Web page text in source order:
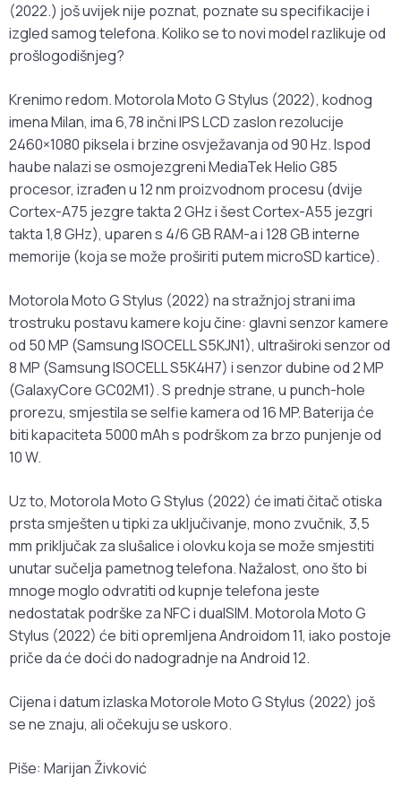
(2022.) još uvijek nije poznat, poznate su specifikacije i
izgled samog telefona. Koliko se to novi model razlikuje od
prošlogodišnjeg?
Krenimo redom. Motorola Moto G Stylus (2022), kodnog
imena Milan, ima 6,78 inčni IPS LCD zaslon rezolucije
2460×1080 piksela i brzine osvježavanja od 90 Hz. Ispod
haube nalazi se osmojezgreni MediaTek Helio G85
procesor, izrađen u 12 nm proizvodnom procesu (dvije
Cortex-A75 jezgre takta 2 GHz i šest Cortex-A55 jezgri
takta 1,8 GHz), uparen s 4/6 GB RAM-a i 128 GB interne
memorije (koja se može proširiti putem microSD kartice).
Motorola Moto G Stylus (2022) na stražnjoj strani ima
trostruku postavu kamere koju čine: glavni senzor kamere
od 50 MP (Samsung ISOCELL S5KJN1), ultraširoki senzor od
8 MP (Samsung ISOCELL S5K4H7) i senzor dubine od 2 MP
(GalaxyCore GC02M1). S prednje strane, u punch-hole
prorezu, smjestila se selfie kamera od 16 MP. Baterija će
biti kapaciteta 5000 mAh s podrškom za brzo punjenje od
10 W.
Uz to, Motorola Moto G Stylus (2022) će imati čitač otiska
prsta smješten u tipki za uključivanje, mono zvučnik, 3,5
mm priključak za slušalice i olovku koja se može smjestiti
unutar sučelja pametnog telefona. Nažalost, ono što bi
mnoge moglo odvratiti od kupnje telefona jeste
nedostatak podrške za NFC i dualSIM. Motorola Moto G
Stylus (2022) će biti opremljena Androidom 11, iako postoje
priče da će doći do nadogradnje na Android 12.
Cijena i datum izlaska Motorole Moto G Stylus (2022) još
se ne znaju, ali očekuju se uskoro.
Piše: Marijan Živković